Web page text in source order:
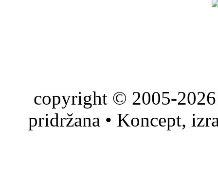
copyright © 2005-
pridržana • Koncept,